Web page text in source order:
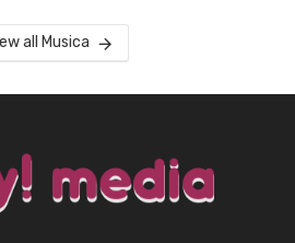
all Musica